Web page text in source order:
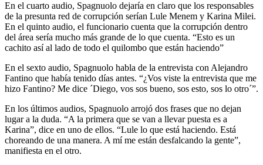
En el cuarto audio, Spagnuolo dejaría en claro que los responsables
de la presunta red de corrupción serían Lule Menem y Karina Milei.
En el quinto audio, el funcionario cuenta que la corrupción dentro
del área sería mucho más grande de lo que cuenta. “Esto es un
cachito así al lado de todo el quilombo que están haciendo”
En el sexto audio, Spagnuolo habla de la entrevista con Alejandro
Fantino que había tenido días antes. “¿Vos viste la entrevista que me
hizo Fantino? Me dice ´Diego, vos sos bueno, sos esto, sos lo otro´”.
En los últimos audios, Spagnuolo arrojó dos frases que no dejan
lugar a la duda. “A la primera que se van a llevar puesta es a
Karina”, dice en uno de ellos. “Lule lo que está haciendo. Está
choreando de una manera. A mí me están desfalcando la gente”,
manifiesta en el otro.